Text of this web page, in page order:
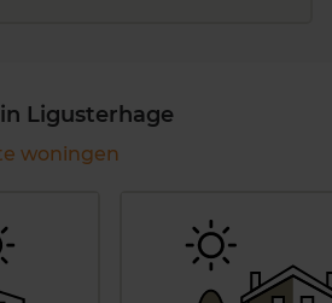
Ligusterhage
woningen